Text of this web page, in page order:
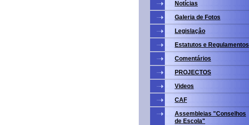
Notícias
Galeria de Fotos
Legislaçâo
Estatutos e Regulamentos
Comentários
PROJECTOS
Videos
CAF
Assembleias "Conselhos
de Escola"